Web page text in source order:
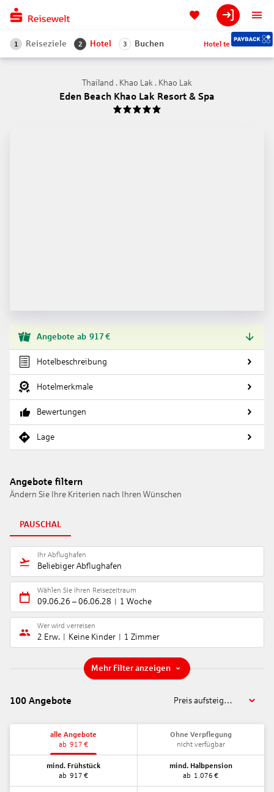
1 Reiseziele 2 Hotel 3 Buchen Hotel teilen
Thailand . Khao Lak . Khao Lak
Eden Beach Khao Lak Resort & Spa
5
Angebote ab 917 €
Hotelbeschreibung
Hotelmerkmale
Bewertungen
Lage
Angebote filtern
Ändern Sie Ihre Kriterien nach Ihren Wünschen
PAUSCHAL
Ihr Abflughafen
Beliebiger Abflughafen
Wählen Sie Ihren Reisezeitraum
09.06.26 – 06.06.28 1 Woche
Wer wird verreisen
2 Erw. Keine Kinder 1 Zimmer
Mehr Filter anzeigen
100 Angebote Preis aufsteigend
alle Angebote
ab 917 €
Ohne Verpflegung
nicht verfügbar
mind. Frühstück
ab 917 €
mind. Halbpension
ab 1.076 €